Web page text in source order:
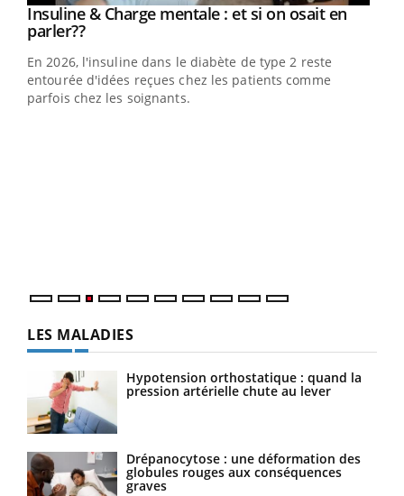
Youtube
Insuline & Charge mentale : et si on osait en
parler??Youtube
En 2026, l'insuline dans le diabète de type 2 reste
entourée d'idées reçues chez les patients comme
parfois chez les soignants.
LES MALADIES
Hypotension orthostatique : quand la
pression artérielle chute au lever
Drépanocytose : une déformation des
globules rouges aux conséquences
graves